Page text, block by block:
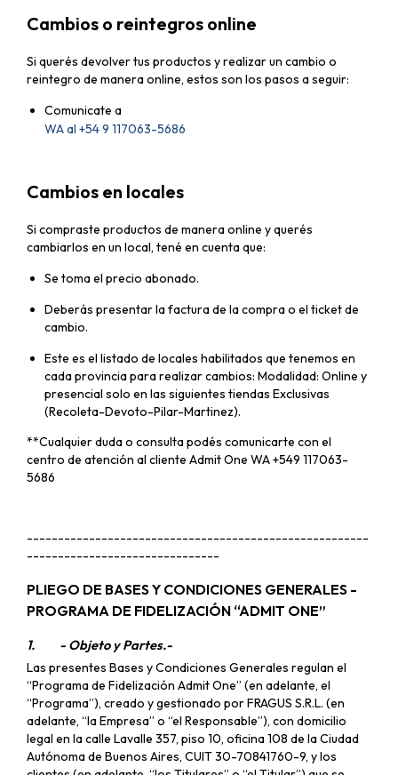
Cambios o reintegros online
Si querés devolver tus productos y realizar un cambio o
reintegro de manera online, estos son los pasos a seguir:
Comunicate a
WA al +54 9 117063-5686
Cambios en locales
Si compraste productos de manera online y querés
cambiarlos en un local, tené en cuenta que:
Se toma el precio abonado.
Deberás presentar la factura de la compra o el ticket de
cambio.
Este es el listado de locales habilitados que tenemos en
cada provincia para realizar cambios: Modalidad: Online y
presencial solo en las siguientes tiendas Exclusivas
(Recoleta-Devoto-Pilar-Martinez).
**Cualquier duda o consulta podés comunicarte con el
centro de atención al cliente Admit One WA +549 117063-
5686
-------------------------------------------------------
-------------------------------
PLIEGO DE BASES Y CONDICIONES GENERALES -
PROGRAMA DE FIDELIZACIÓN “ADMIT ONE”
1. - Objeto y Partes.-
Las presentes Bases y Condiciones Generales regulan el
“Programa de Fidelización Admit One” (en adelante, el
“Programa”), creado y gestionado por FRAGUS S.R.L. (en
adelante, “la Empresa” o “el Responsable”), con domicilio
legal en la calle Lavalle 357, piso 10, oficina 108 de la Ciudad
Autónoma de Buenos Aires, CUIT 30-70841760-9, y los